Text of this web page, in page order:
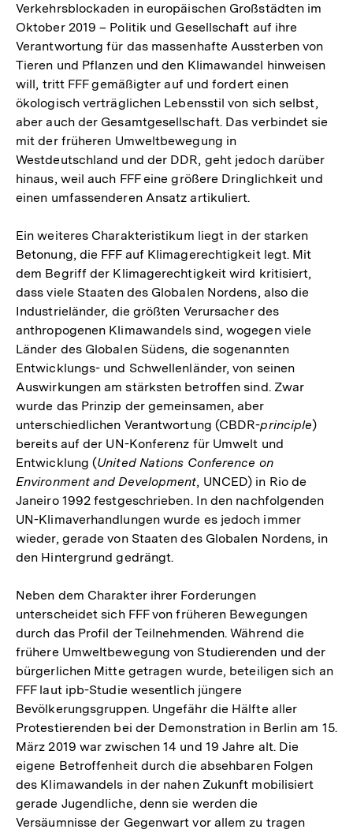
Verkehrsblockaden in europäischen Großstädten im
Oktober 2019 – Politik und Gesellschaft auf ihre
Verantwortung für das massenhafte Aussterben von
Tieren und Pflanzen und den Klimawandel hinweisen
will, tritt FFF gemäßigter auf und fordert einen
ökologisch verträglichen Lebensstil von sich selbst,
aber auch der Gesamtgesellschaft. Das verbindet sie
mit der früheren Umweltbewegung in
Westdeutschland und der DDR, geht jedoch darüber
hinaus, weil auch FFF eine größere Dringlichkeit und
einen umfassenderen Ansatz artikuliert.
Ein weiteres Charakteristikum liegt in der starken
Betonung, die FFF auf Klimagerechtigkeit legt. Mit
dem Begriff der Klimagerechtigkeit wird kritisiert,
dass viele Staaten des Globalen Nordens, also die
Industrieländer, die größten Verursacher des
anthropogenen Klimawandels sind, wogegen viele
Länder des Globalen Südens, die sogenannten
Entwicklungs- und Schwellenländer, von seinen
Auswirkungen am stärksten betroffen sind. Zwar
wurde das Prinzip der gemeinsamen, aber
unterschiedlichen Verantwortung (CBDR-principle)
bereits auf der UN-Konferenz für Umwelt und
Entwicklung (United Nations Conference on
Environment and Development, UNCED) in Rio de
Janeiro 1992 festgeschrieben. In den nachfolgenden
UN-Klimaverhandlungen wurde es jedoch immer
wieder, gerade von Staaten des Globalen Nordens, in
den Hintergrund gedrängt.
Neben dem Charakter ihrer Forderungen
unterscheidet sich FFF von früheren Bewegungen
durch das Profil der Teilnehmenden. Während die
frühere Umweltbewegung von Studierenden und der
bürgerlichen Mitte getragen wurde, beteiligen sich an
FFF laut ipb-Studie wesentlich jüngere
Bevölkerungsgruppen. Ungefähr die Hälfte aller
Protestierenden bei der Demonstration in Berlin am 15.
März 2019 war zwischen 14 und 19 Jahre alt. Die
eigene Betroffenheit durch die absehbaren Folgen
des Klimawandels in der nahen Zukunft mobilisiert
gerade Jugendliche, denn sie werden die
Versäumnisse der Gegenwart vor allem zu tragen